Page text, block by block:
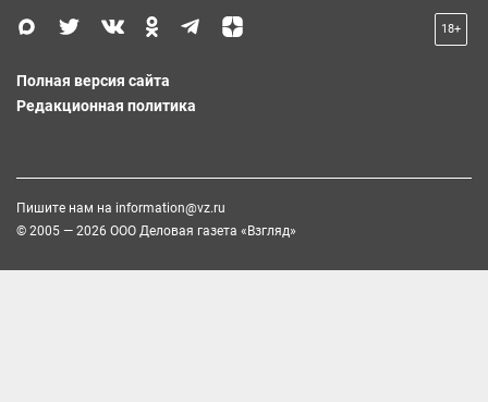
18+
Полная версия сайта
Редакционная политика
Пишите нам на information@vz.ru
© 2005 — 2026 ООО Деловая газета «Взгляд»